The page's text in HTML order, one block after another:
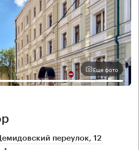
Еще фото
переулок, 12